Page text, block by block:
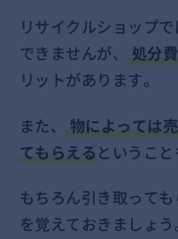
リサイクルショップ
できませんが、処分
リットがあります。
また、物によっては
てもらえるということ
もちろん引き取って
を覚えておきましょう